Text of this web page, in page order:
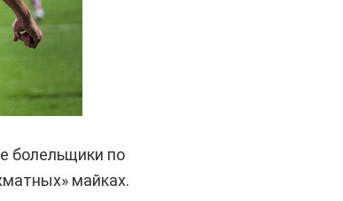
болельщики по
майках.